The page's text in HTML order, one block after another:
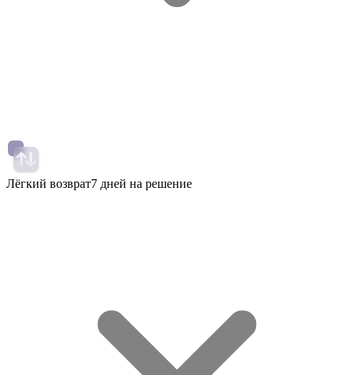
Лёгкий возврат7 дней на решение